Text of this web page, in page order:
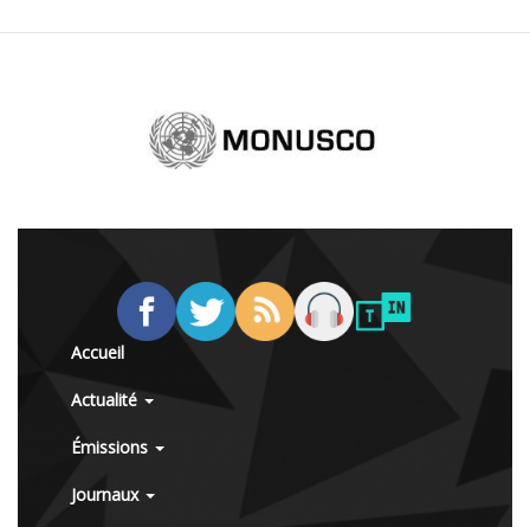
Accueil
Actualité
Émissions
Journaux